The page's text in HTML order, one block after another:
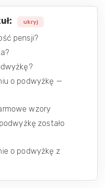
ukryj
pensji?
o podwyżkę —
wzory
zostało
o podwyżkę z